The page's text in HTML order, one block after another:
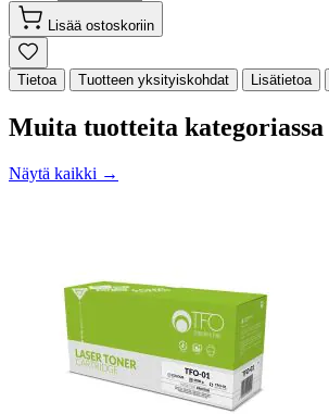
Lisää ostoskoriin
Tietoa Tuotteen yksityiskohdat Lisätietoa
Muita tuotteita kategoriassa
Näytä kaikki →